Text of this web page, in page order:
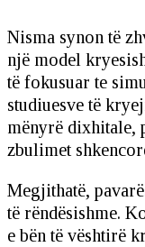
Nisma synon të
një model
të fokusuar te
studiuesve të
mënyrë dixhitale,
zbulimet
Megjithatë,
të rëndësishme.
e bën të vështirë